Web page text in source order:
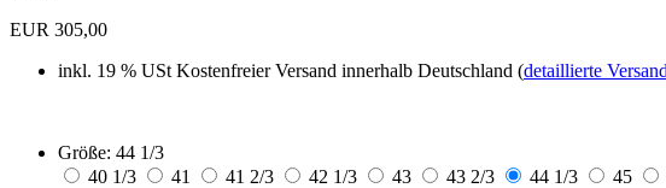
EUR 305,00
inkl. 19 % USt Kostenfreier Versand innerhalb Deutschland (detaillierte
Größe: 44 1/3
40 1/3
41 41 2/3 42 1/3 43 43 2/3 44 1/3 45